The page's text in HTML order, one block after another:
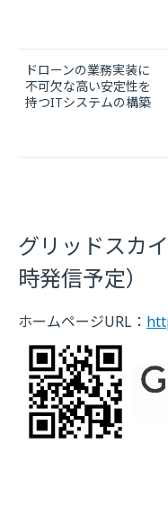
ドローンの業務実装に
不可欠な高い安定性を
持つITシステムの構築
グリッドスカ
時発信予定）
ホームページURL：